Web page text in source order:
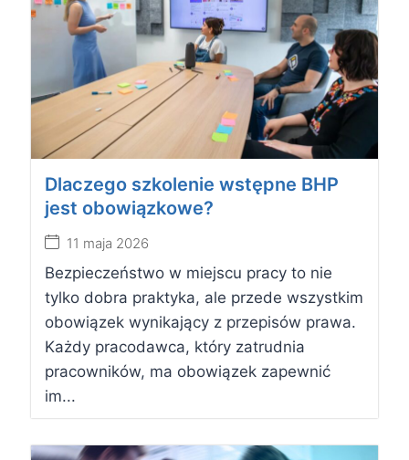
Dlaczego szkolenie wstępne BHP
jest obowiązkowe?
11 maja 2026
Bezpieczeństwo w miejscu pracy to nie
tylko dobra praktyka, ale przede wszystkim
obowiązek wynikający z przepisów prawa.
Każdy pracodawca, który zatrudnia
pracowników, ma obowiązek zapewnić
im...